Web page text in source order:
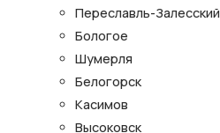
Переславль-Залесский
Бологое
Шумерля
Белогорск
Касимов
Высоковск